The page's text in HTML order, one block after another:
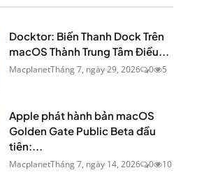
Docktor: Biến Thanh Dock Trên
macOS Thành Trung Tâm Điều...
MacplanetTháng 7, ngày 29, 2026 0 5
Apple phát hành bản macOS
Golden Gate Public Beta đầu
tiên:...
MacplanetTháng 7, ngày 14, 2026 0 10